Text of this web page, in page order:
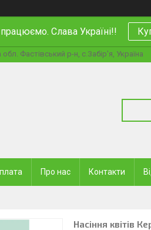
Слава Україні!!
обл. Фастівський р-н, с.Забір'я, Україна
Про нас Контакти
Насіння квітів